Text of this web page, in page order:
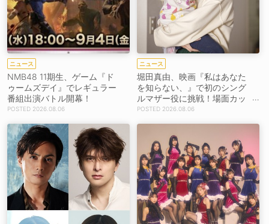
ニュース
NMB48 11期生、ゲーム『ド
ゥームズデイ』でレギュラー
番組出演バトル開幕！
2026.08.06
ニュース
堀田真由、映画『私はあなた
を知らない、』で初のシング
ルマザー役に挑戦！場面カッ
トを解禁！【コメントあり】
2026.08.06